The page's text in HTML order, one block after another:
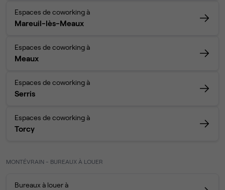
Espaces de coworking à
Mareuil-lès-Meaux
Espaces de coworking à
Meaux
Espaces de coworking à
Serris
Espaces de coworking à
Torcy
MONTÉVRAIN - BUREAUX À LOUER
Bureaux à louer à